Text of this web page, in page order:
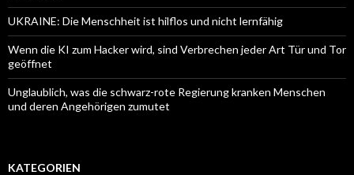
UKRAINE: Die Menschheit ist hilflos und nicht lernfähig
Wenn die KI zum Hacker wird, sind Verbrechen jeder Art Tür und Tor
geöffnet
Unglaublich, was die schwarz-rote Regierung kranken Menschen
und deren Angehörigen zumutet
KATEGORIEN